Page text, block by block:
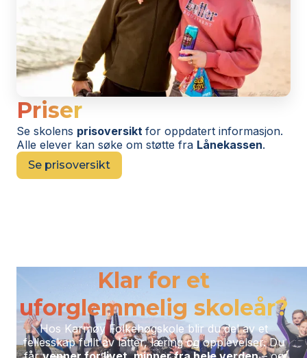
Priser
Se skolens prisoversikt for oppdatert informasjon.
Alle elever kan søke om støtte fra Lånekassen.
Se prisoversikt
Klar for et
uforglemmelig skoleår?
Hos Karmøy Folkehøgskole blir du del av et
fellesskap fullt av latter, læring og opplevelser. Du